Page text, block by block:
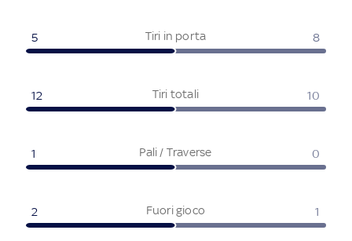
Tiri in porta
5 8
Tiri totali
12 10
Pali / Traverse
1 0
Fuori gioco
2 1